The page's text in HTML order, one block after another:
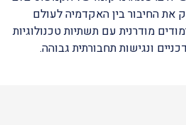
את החיבור בין האקדמיה לעולם
מודרנית עם תשתיות טכנולוגיות
ונגישות תחבורתית גבוהה.